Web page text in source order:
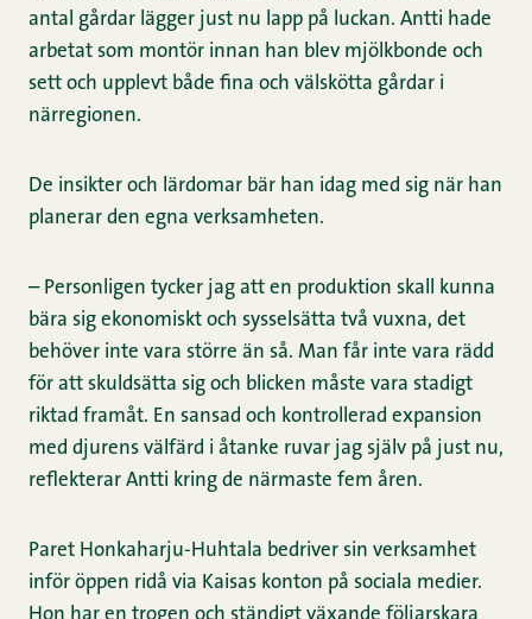
antal gårdar lägger just nu lapp på luckan. Antti hade
arbetat som montör innan han blev mjölkbonde och
sett och upplevt både fina och välskötta gårdar i
närregionen.
De insikter och lärdomar bär han idag med sig när han
planerar den egna verksamheten.
– Personligen tycker jag att en produktion skall kunna
bära sig ekonomiskt och sysselsätta två vuxna, det
behöver inte vara större än så. Man får inte vara rädd
för att skuldsätta sig och blicken måste vara stadigt
riktad framåt. En sansad och kontrollerad expansion
med djurens välfärd i åtanke ruvar jag själv på just nu,
reflekterar Antti kring de närmaste fem åren.
Paret Honkaharju-Huhtala bedriver sin verksamhet
inför öppen ridå via Kaisas konton på sociala medier.